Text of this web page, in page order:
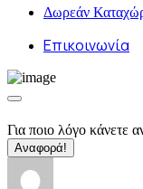
Δωρεάν
Επικοινωνία
Για ποιο λόγο κάνετε
Αναφορά!